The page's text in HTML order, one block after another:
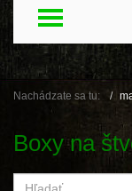
Nachádzate sa tu:
Boxy na